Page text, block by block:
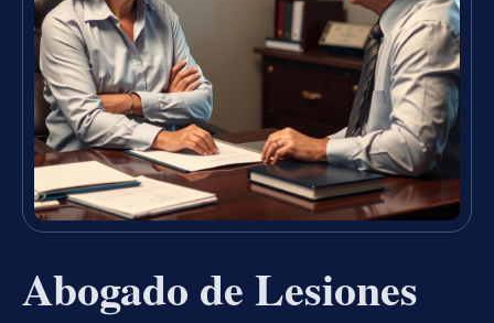
Abogado de Lesiones